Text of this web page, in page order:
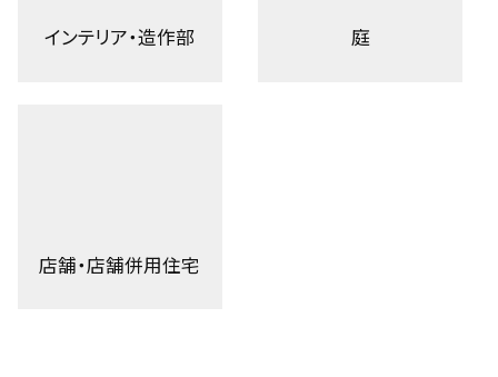
インテリア・造作部 庭
店舗・店舗併用住宅